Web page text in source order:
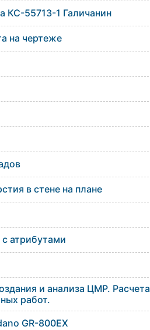
КС-55713-1 Галичанин
на чертеже
в стене на плане
атрибутами
и анализа ЦМР. Расчета
работ.
GR-800EX